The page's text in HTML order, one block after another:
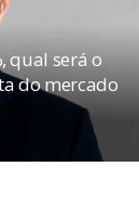
qual será o
do mercado